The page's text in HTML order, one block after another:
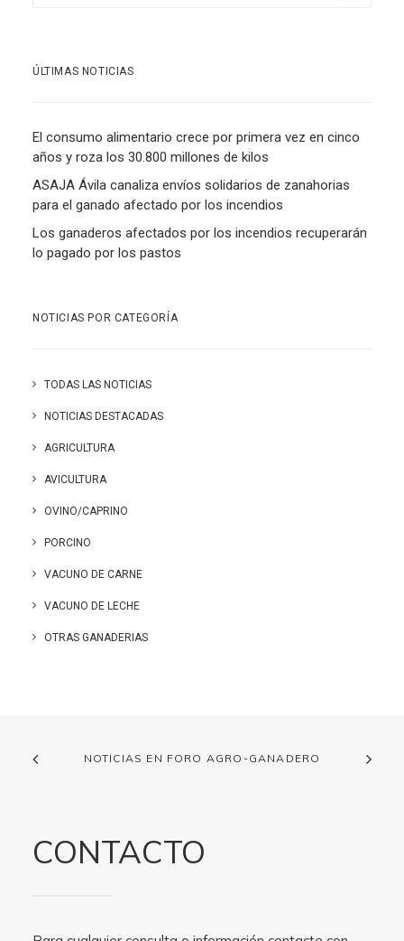
ÚLTIMAS NOTICIAS
El consumo alimentario crece por primera vez en cinco
años y roza los 30.800 millones de kilos
ASAJA Ávila canaliza envíos solidarios de zanahorias
para el ganado afectado por los incendios
Los ganaderos afectados por los incendios recuperarán
lo pagado por los pastos
NOTICIAS POR CATEGORÍA
TODAS LAS NOTICIAS
NOTICIAS DESTACADAS
AGRICULTURA
AVICULTURA
OVINO/CAPRINO
PORCINO
VACUNO DE CARNE
VACUNO DE LECHE
OTRAS GANADERIAS
NOTICIAS EN FORO AGRO-GANADERO
CONTACTO